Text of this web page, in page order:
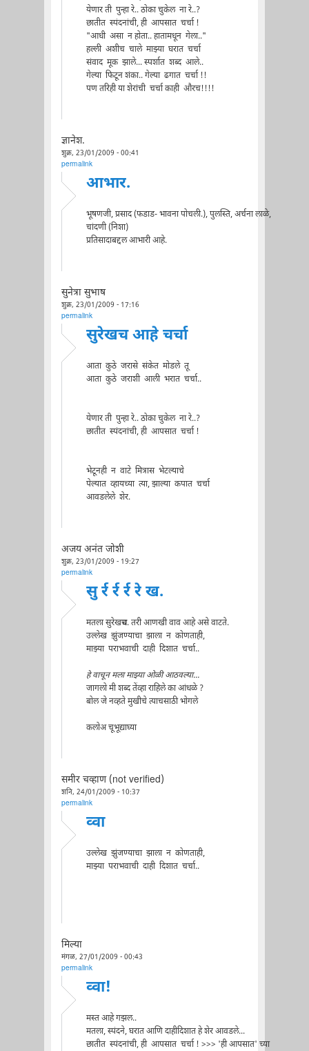
येणार ती पुन्हा रे.. ठोका चुकेल ना रे..?
छातीत स्पंदनांची, ही आपसात चर्चा !
"आधी असा न होता.. हातामधून गेला.."
हल्ली अशीच चाले माझ्या घरात चर्चा
संवाद मूक झाले... स्पर्शात शब्द आले..
गेल्या फिटून शंका.. गेल्या ढगात चर्चा !!
पण तरिही या शेरांची चर्चा काही औरच!!!!
ज्ञानेश.
शुक्र, 23/01/2009 - 00:41
permalink
आभार.
भूषणजी, प्रसाद (फडाड- भावना पोचली.), पुलस्ति, अर्चना लाळे,
चांदणी (निशा)
प्रतिसादाबद्दल आभारी आहे.
सुनेत्रा सुभाष
शुक्र, 23/01/2009 - 17:16
permalink
सुरेखच आहे चर्चा
आता कुठे जरासे संकेत मोडले तू
आता कुठे जराशी आली भरात चर्चा..
येणार ती पुन्हा रे.. ठोका चुकेल ना रे..?
छातीत स्पंदनांची, ही आपसात चर्चा !
भेटूनही न वाटे मित्रास भेटल्याचे
पेल्यात व्हायच्या त्या, झाल्या कपात चर्चा
आवडलेले शेर.
अजय अनंत जोशी
शुक्र, 23/01/2009 - 19:27
permalink
सु र्र र्र र्र रे ख.
मतला सुरेखच. तरी आणखी वाव आहे असे वाटते.
उल्लेख झुंजण्याचा झाला न कोणताही,
माझ्या पराभवाची दाही दिशात चर्चा..
हे वाचून मला माझ्या ओळी आठवल्या...
जागलो मी शब्द तेंव्हा राहिले का आंधळे ?
बोल जे नव्हते मुखीचे त्याचसाठी भोगले
कलोअ चूभूद्याघ्या
समीर चव्हाण (not verified)
शनि, 24/01/2009 - 10:37
permalink
व्वा
उल्लेख झुंजण्याचा झाला न कोणताही,
माझ्या पराभवाची दाही दिशात चर्चा..
मिल्या
मंगळ, 27/01/2009 - 00:43
permalink
व्वा!
मस्त आहे गझल..
मतला, स्पंदने, घरात आणि दाहीदिशात हे शेर आवडले...
छातीत स्पंदनांची, ही आपसात चर्चा ! >>> 'ही आपसात' च्या